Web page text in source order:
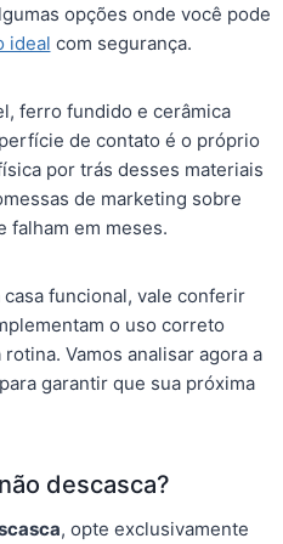
opções onde você pode
ideal com segurança.
ferro fundido e cerâmica
de contato é o próprio
por trás desses materiais
de marketing sobre
falham em meses.
funcional, vale conferir
o uso correto
Vamos analisar agora a
garantir que sua próxima
descasca?
, opte exclusivamente